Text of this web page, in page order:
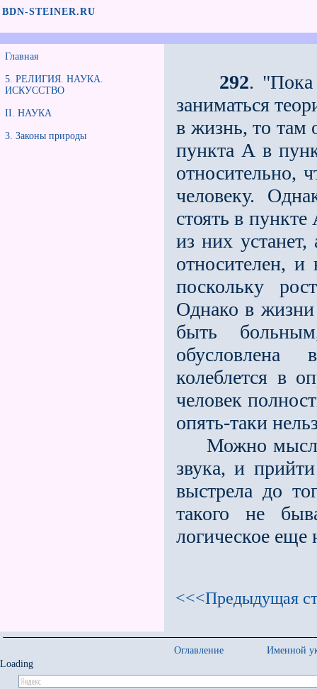
BDN-STEINER.RU
Главная
5. РЕЛИГИЯ. НАУКА.
ИСКУССТВО
II. НАУКА
3. Законы природы
292. "Пока
заниматься
в жизнь, то там
пункта А в
относительно,
человеку.
стоять в пункте
из них устанет,
относителен, и
поскольку
Однако в
быть
обусловлена
колеблется в
человек
опять-таки
Можно
звука, и
выстрела до
такого не
логическое еще
<<<Предыдущая
Оглавление
Именной
Loading